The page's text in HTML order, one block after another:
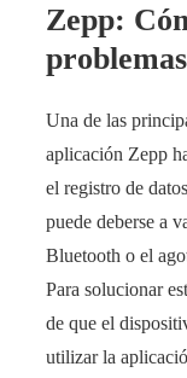
Zepp:
Una de las
aplicación Zepp
el registro de
puede deberse a
Bluetooth o el
Para solucionar
de que el
utilizar la